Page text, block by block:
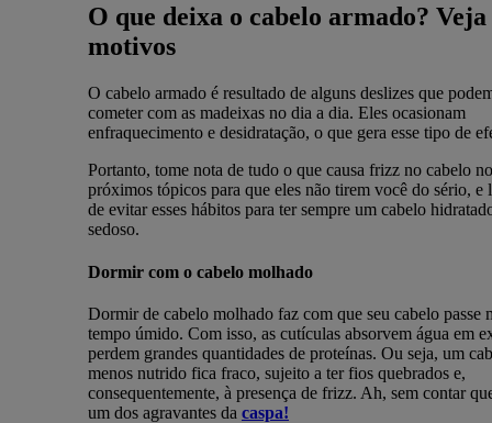
O que deixa o cabelo armado? Veja
motivos
O cabelo armado é resultado de alguns deslizes que
cometer com as madeixas no dia a dia. Eles ocasionam
enfraquecimento e desidratação, o que gera esse tipo de
Portanto, tome nota de tudo o que causa frizz no cabelo
próximos tópicos para que eles não tirem você do sério, e
de evitar esses hábitos para ter sempre um cabelo
sedoso.
Dormir com o cabelo molhado
Dormir de cabelo molhado faz com que seu cabelo passe
tempo úmido. Com isso, as cutículas absorvem água em
perdem grandes quantidades de proteínas. Ou seja, um
menos nutrido fica fraco, sujeito a ter fios quebrados e,
consequentemente, à presença de frizz. Ah, sem contar
um dos agravantes da caspa!